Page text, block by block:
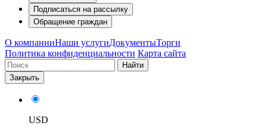
Подписаться на рассылку
Обращение граждан
О компанииНаши услугиДокументыТорги
Политика конфиденциальности Карта сайта
Найти
Закрыть
USD